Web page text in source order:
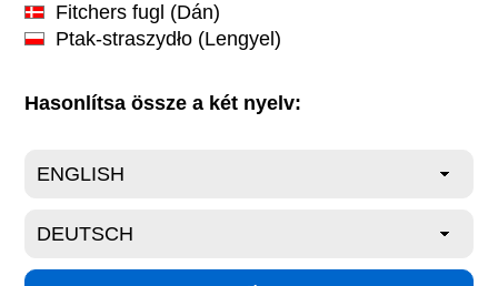
Fitchers fugl (Dán)
Ptak-straszydło (Lengyel)
Hasonlítsa össze a két nyelv: